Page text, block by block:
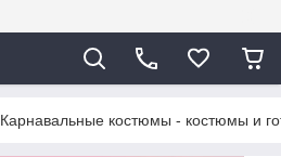
Карнавальные костюмы - костюмы и